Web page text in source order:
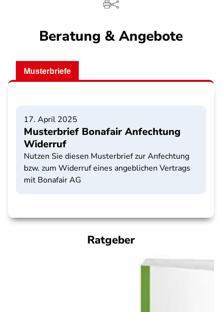
Beratung & Angebote
Musterbriefe
17. April 2025
Musterbrief Bonafair Anfechtung
Widerruf
Nutzen Sie diesen Musterbrief zur Anfechtung
bzw. zum Widerruf eines angeblichen Vertrags
mit Bonafair AG
Ratgeber